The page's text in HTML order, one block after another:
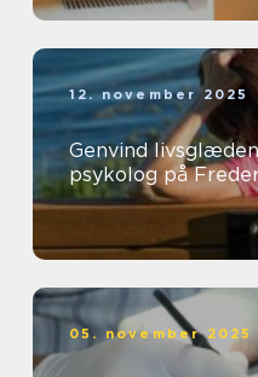
12. november 2025
Genvind
psykolog på
05. november 2025